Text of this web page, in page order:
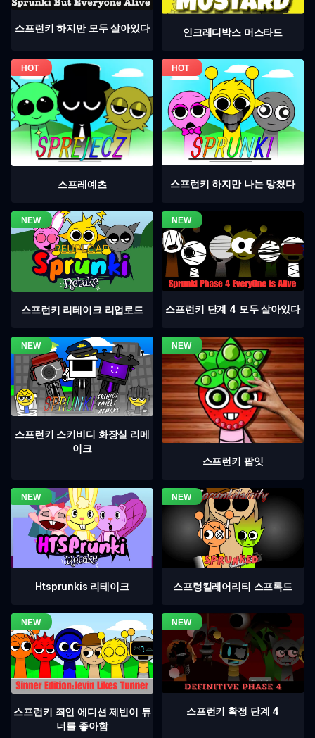
스프런키 하지만 모두 살아있다 인크레디박스 머스타드
스프레예츠 스프런키 하지만 나는 망쳤다
스프런키 리테이크 리업로드 스프런키 단계 4 모두 살아있다
스프런키 스키비디 화장실 리메
이크
스프런키 팝잇
Htsprunkis 리테이크 스프렁킬레어리티 스프록드
스프런키 죄인 에디션 제빈이 튜
너를 좋아함
스프런키 확정 단계 4